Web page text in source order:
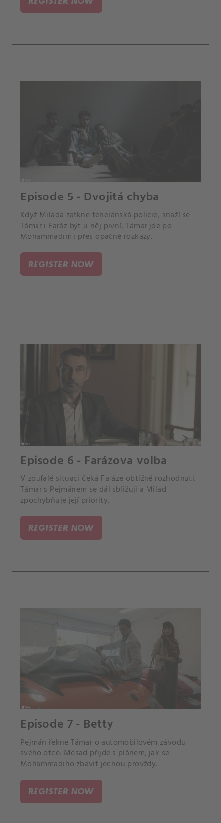
Episode 5 - Dvojitá chyba
Když Milada zatkne teheránská policie, snaží se
Támar i Faráz být u něj první. Támar jde po
Mohammadim i přes opačné rozkazy.
REGISTER NOW
Episode 6 - Farázova volba
V zoufalé situaci čeká Faráze obtížné rozhodnutí.
Támar s Pejmánem se dál sbližují a Milad
zpochybňuje její priority.
REGISTER NOW
Episode 7 - Betty
Pejmán řekne Támar o automobilovém závodu
svého otce. Mosad přijde s plánem, jak se
Mohammadiho zbavit jednou provždy.
REGISTER NOW